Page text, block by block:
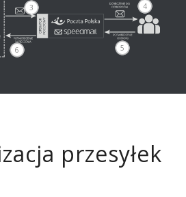
3
4
5
6
przesyłek